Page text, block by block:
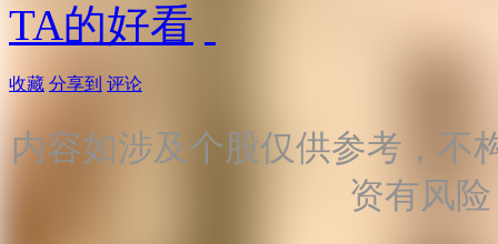
TA的好看
收藏 分享到 评论
内容如涉及个股仅供参考，不
资有风